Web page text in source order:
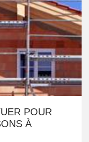
POUR
À